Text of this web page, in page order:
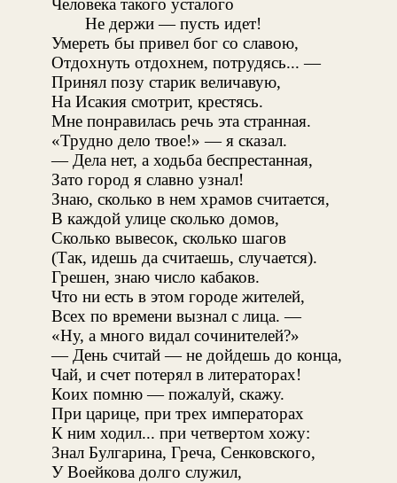
Человека такого усталого
Не держи — пусть идет!
Умереть бы привел бог со славою,
Отдохнуть отдохнем, потрудясь... —
Принял позу старик величавую,
На Исакия смотрит, крестясь.
Мне понравилась речь эта странная.
«Трудно дело твое!» — я сказал.
— Дела нет, а ходьба беспрестанная,
Зато город я славно узнал!
Знаю, сколько в нем храмов считается,
В каждой улице сколько домов,
Сколько вывесок, сколько шагов
(Так, идешь да считаешь, случается).
Грешен, знаю число кабаков.
Что ни есть в этом городе жителей,
Всех по времени вызнал с лица. —
«Ну, а много видал сочинителей?»
— День считай — не дойдешь до конца,
Чай, и счет потерял в литераторах!
Коих помню — пожалуй, скажу.
При царице, при трех императорах
К ним ходил... при четвертом хожу:
Знал Булгарина, Греча, Сенковского,
У Воейкова долго служил,